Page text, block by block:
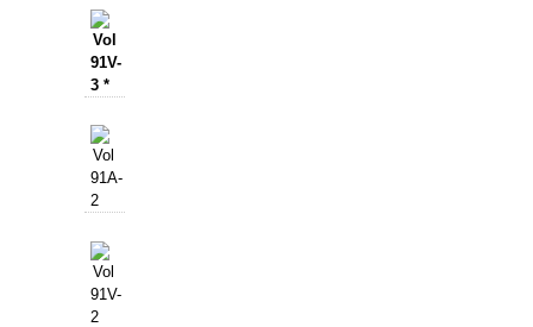
Vol
91V-
3 *
Vol
91A-
2
Vol
91V-
2